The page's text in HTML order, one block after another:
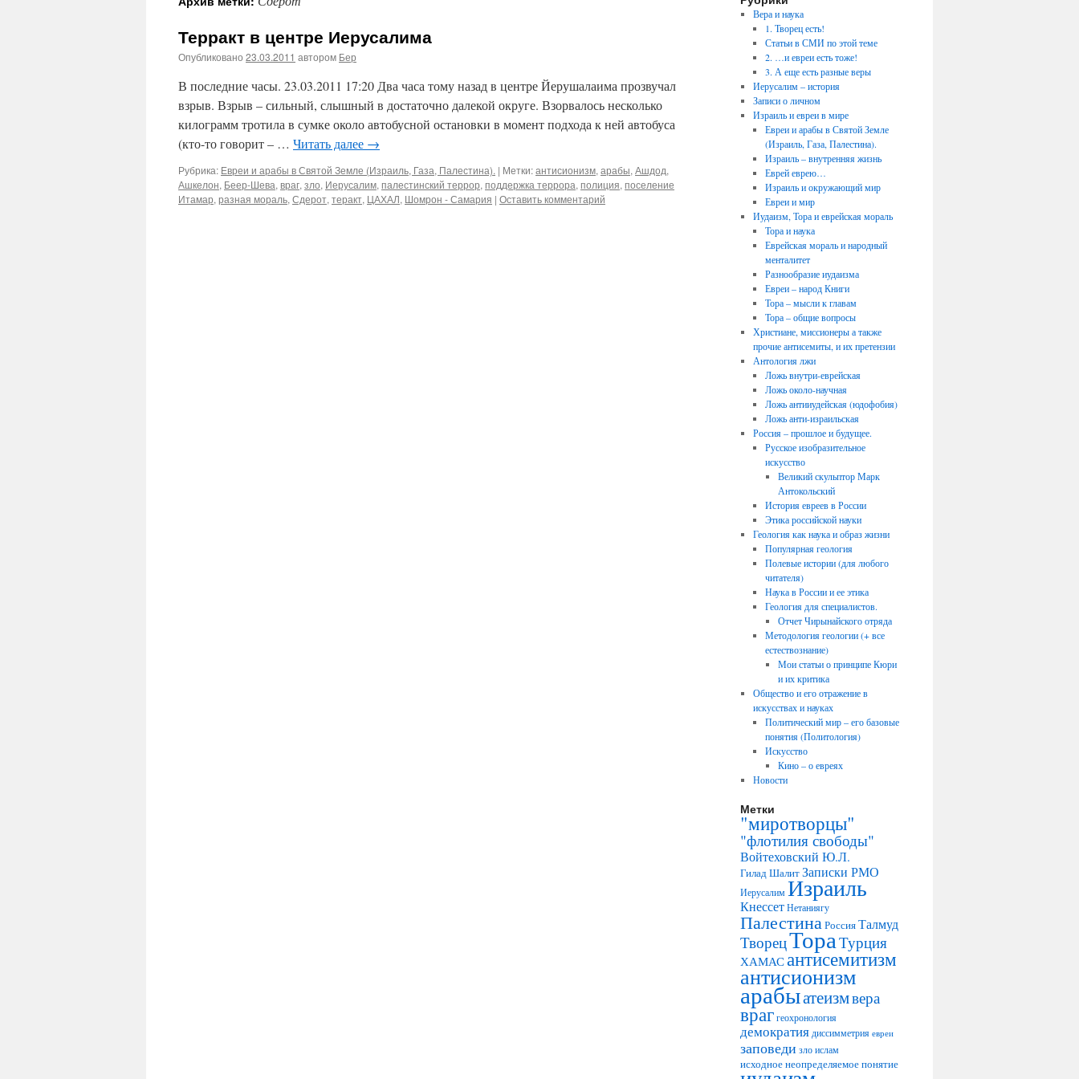
Терракт в центре Иерусалима
Опубликовано 23.03.2011 автором Бер
В последние часы. 23.03.2011 17:20 Два часа тому назад в центре Йерушалаима прозвучал
взрыв. Взрыв – сильный, слышный в достаточно далекой округе. Взорвалось несколько
килограмм тротила в сумке около автобусной остановки в момент подхода к ней автобуса
(кто-то говорит – … Читать далее →
Рубрика: Евреи и арабы в Святой Земле (Израиль, Газа, Палестина). | Метки:антисионизм, арабы, Ашдод,
Ашкелон, Беер-Шева, враг, зло, Иерусалим, палестинский террор, поддержка террора, полиция, поселение
Итамар, разная мораль, Сдерот, теракт, ЦАХАЛ, Шомрон - Самария | Оставить комментарий
Вера и наука
1. Творец есть!
Статьи в СМИ по этой теме
2. …и евреи есть тоже!
3. А еще есть разные веры
Иерусалим – история
Записи о личном
Израиль и евреи в мире
Евреи и арабы в Святой Земле
(Израиль, Газа, Палестина).
Израиль – внутренняя жизнь
Еврей еврею…
Израиль и окружающий мир
Евреи и мир
Иудаизм, Тора и еврейская мораль
Тора и наука
Еврейская мораль и народный
менталитет
Разнообразие иудаизма
Евреи – народ Книги
Тора – мысли к главам
Тора – общие вопросы
Христиане, миссионеры а также
прочие антисемиты, и их претензии
Антология лжи
Ложь внутри-еврейская
Ложь около-научная
Ложь антииудейская (юдофобия)
Ложь анти-израильская
Россия – прошлое и будущее.
Русское изобразительное
искусство
Великий скульптор Марк
Антокольский
История евреев в России
Этика российской науки
Геология как наука и образ жизни
Популярная геология
Полевые истории (для любого
читателя)
Наука в России и ее этика
Геология для специалистов.
Отчет Чирынайского отряда
Методология геологии (+ все
естествознание)
Мои статьи о принципе Кюри
и их критика
Общество и его отражение в
искусствах и науках
Политический мир – его базовые
понятия (Политология)
Искусство
Кино – о евреях
Новости
Метки
"миротворцы"
"флотилия свободы"
Войтеховский Ю.Л.
Гилад ШалитЗаписки РМО
ИерусалимИзраиль
КнессетНетаниягу
ПалестинаРоссияТалмуд
ТворецТораТурция
ХАМАСантисемитизм
антисионизм
арабыатеизмвера
враггеохронология
демократия диссимметрия евреи
заповеди злоислам
исходное неопределяемое понятие